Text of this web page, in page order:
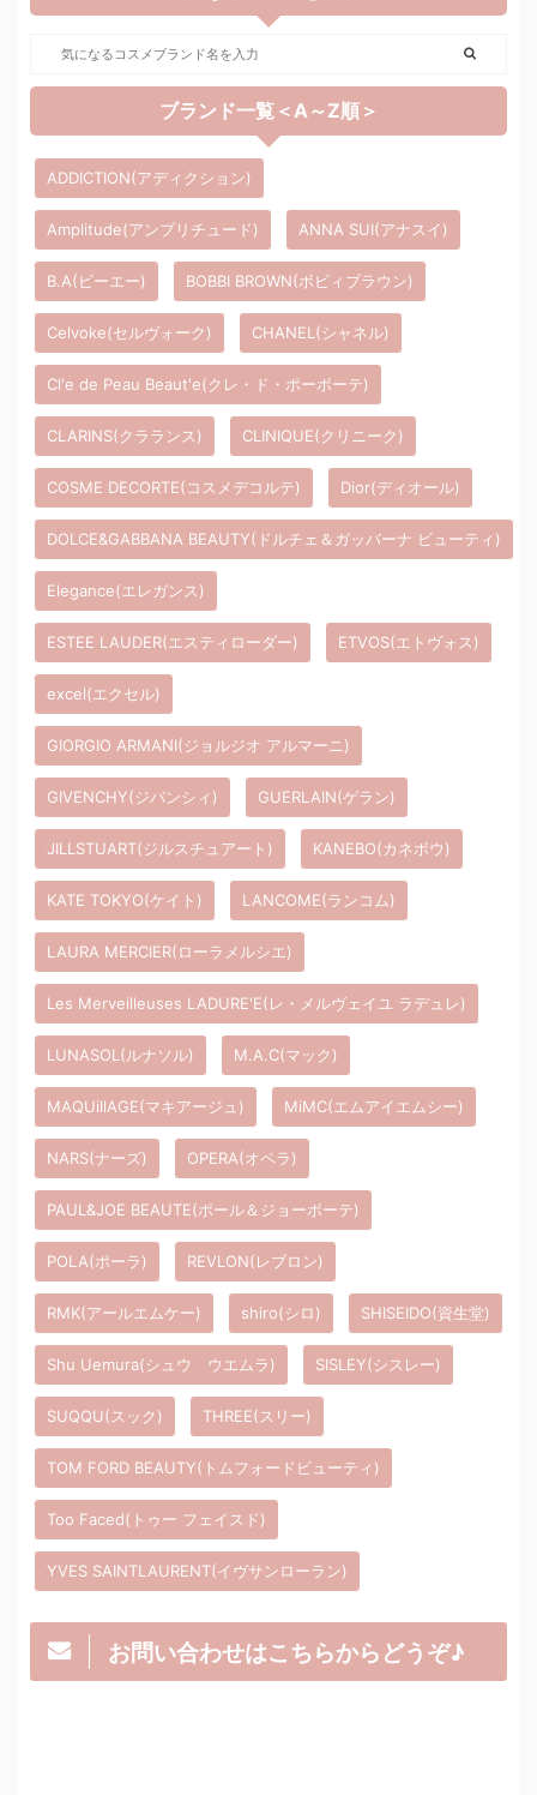
ブランド一覧＜A～Z順＞
ADDICTION(アディクション)
Amplitude(アンプリチュード) ANNA SUI(アナスイ)
B.A(ビーエー) BOBBI BROWN(ボビィブラウン)
Celvoke(セルヴォーク) CHANEL(シャネル)
Cl'e de Peau Beaut'e(クレ・ド・ポーボーテ)
CLARINS(クラランス) CLINIQUE(クリニーク)
COSME DECORTE(コスメデコルテ) Dior(ディオール)
DOLCE&GABBANA BEAUTY(ドルチェ＆ガッバーナ ビューティ)
Elegance(エレガンス)
ESTEE LAUDER(エスティローダー) ETVOS(エトヴォス)
excel(エクセル)
GIORGIO ARMANI(ジョルジオ アルマーニ)
GIVENCHY(ジバンシィ) GUERLAIN(ゲラン)
JILLSTUART(ジルスチュアート) KANEBO(カネボウ)
KATE TOKYO(ケイト) LANCOME(ランコム)
LAURA MERCIER(ローラメルシエ)
Les Merveilleuses LADURE'E(レ・メルヴェイユ ラデュレ)
LUNASOL(ルナソル) M.A.C(マック)
MAQUillAGE(マキアージュ) MiMC(エムアイエムシー)
NARS(ナーズ) OPERA(オペラ)
PAUL&JOE BEAUTE(ポール＆ジョーボーテ)
POLA(ポーラ) REVLON(レブロン)
RMK(アールエムケー) shiro(シロ) SHISEIDO(資生堂)
Shu Uemura(シュウ ウエムラ) SISLEY(シスレー)
SUQQU(スック) THREE(スリー)
TOM FORD BEAUTY(トムフォードビューティ)
Too Faced(トゥー フェイスド)
YVES SAINTLAURENT(イヴサンローラン)
お問い合わせはこちらからどうぞ♪